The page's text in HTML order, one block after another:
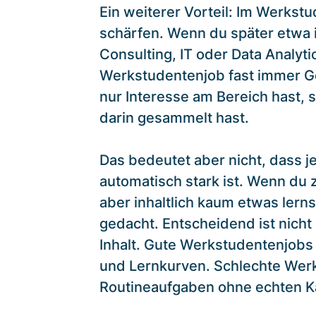
Ein weiterer Vorteil: Im
schärfen. Wenn du später etwa
Consulting, IT oder Data
Werkstudentenjob fast immer
nur Interesse am Bereich hast,
darin gesammelt hast.
Das bedeutet aber nicht, dass
automatisch stark ist. Wenn
aber inhaltlich kaum etwas
gedacht. Entscheidend ist
Inhalt. Gute
und Lernkurven. Schlechte
Routineaufgaben ohne echten